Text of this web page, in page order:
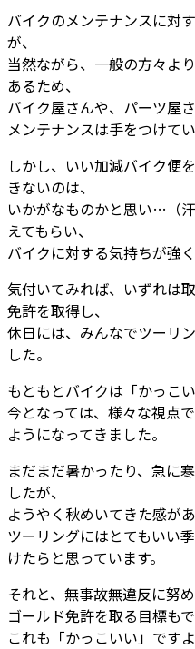
バイクのメンテナンスに対
が、
当然ながら、一般の方々よ
あるため、
バイク屋さんや、パーツ屋
メンテナンスは手をつけて
しかし、いい加減バイク便
きないのは、
いかがなものかと思い…（
えてもらい、
バイクに対する気持ちが強
気付いてみれば、いずれは
免許を取得し、
休日には、みんなでツーリ
した。
もともとバイクは「かっこ
今となっては、様々な視点
ようになってきました。
まだまだ暑かったり、急に
したが、
ようやく秋めいてきた感があ
ツーリングにはとてもいい
けたらと思っています。
それと、無事故無違反に努
ゴールド免許を取る目標もで
これも「かっこいい」ですよ